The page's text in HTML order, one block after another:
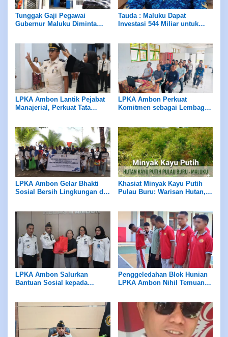
Tunggak Gaji Pegawai
Gubernur Maluku Diminta
Tauda : Maluku Dapat
Investasi 544 Miliar untuk
LPKA Ambon Lantik Pejabat
Manajerial, Perkuat Tata
LPKA Ambon Perkuat
Komitmen sebagai Lembaga
LPKA Ambon Gelar Bhakti
Sosial Bersih Lingkungan di
Khasiat Minyak Kayu Putih
Pulau Buru: Warisan Hutan,
LPKA Ambon Salurkan
Bantuan Sosial kepada
Penggeledahan Blok Hunian
LPKA Ambon Nihil Temuan